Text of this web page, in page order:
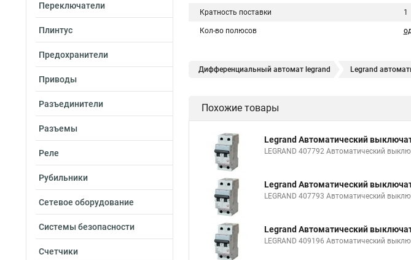
Переключатели
Плинтус
Предохранители
Приводы
Разъединители
Разъемы
Реле
Рубильники
Сетевое оборудование
Системы безопасности
Счетчики
Кратность поставки 1
Кол-во полюсов
Дифференциальный автомат legrand Legrand
Похожие товары
Legrand Автоматический
LEGRAND 407792 Автоматический
Legrand Автоматический
LEGRAND 407793 Автоматический
Legrand Автоматический
LEGRAND 409196 Автоматический